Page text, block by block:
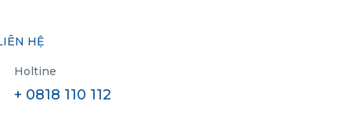
HỆ
Holtine
+ 0818 110 112